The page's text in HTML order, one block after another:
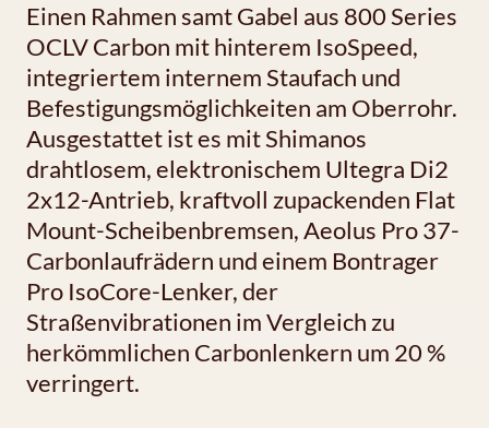
Einen Rahmen samt Gabel aus 800 Series
OCLV Carbon mit hinterem IsoSpeed,
integriertem internem Staufach und
Befestigungsmöglichkeiten am Oberrohr.
Ausgestattet ist es mit Shimanos
drahtlosem, elektronischem Ultegra Di2
2x12-Antrieb, kraftvoll zupackenden Flat
Mount-Scheibenbremsen, Aeolus Pro 37-
Carbonlaufrädern und einem Bontrager
Pro IsoCore-Lenker, der
Straßenvibrationen im Vergleich zu
herkömmlichen Carbonlenkern um 20 %
verringert.